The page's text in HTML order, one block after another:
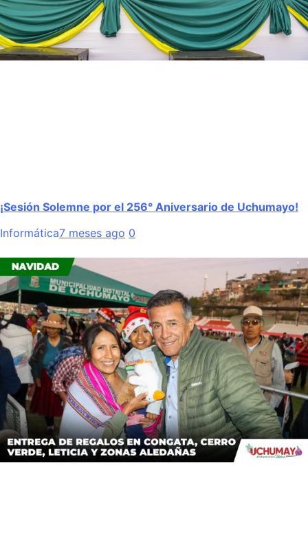
¡Sesión Solemne por el 256° Aniversario de Uchumayo!
Informática7 meses ago 0